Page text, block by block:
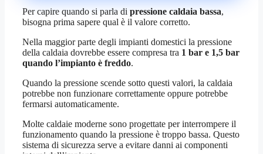
Per capire quando si parla di pressione caldaia bassa,
bisogna prima sapere qual è il valore corretto.
Nella maggior parte degli impianti domestici la pressione
della caldaia dovrebbe essere compresa tra 1 bar e 1,5 bar
quando l’impianto è freddo.
Quando la pressione scende sotto questi valori, la caldaia
potrebbe non funzionare correttamente oppure potrebbe
fermarsi automaticamente.
Molte caldaie moderne sono progettate per interrompere il
funzionamento quando la pressione è troppo bassa. Questo
sistema di sicurezza serve a evitare danni ai componenti